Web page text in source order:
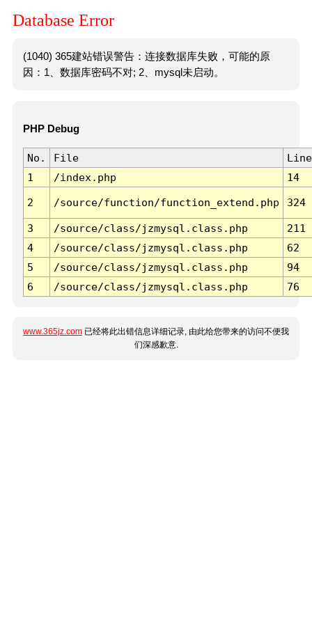
Database Error
(1040) 365建站错误警告：连接数据库失败，可能的原
因：1、数据库密码不对; 2、mysql未启动。
PHP Debug
No. File
Line
1
/index.php 14
2 /source/function/function_extend.php 324
3 /source/class/jzmysql.class.php
211
4
/source/class/jzmysql.class.php
62
5
/source/class/jzmysql.class.php
94
6
/source/class/jzmysql.class.php 76
www.365jz.com 已经将此出错信息详细记录, 由此给您带来的访问不便我
们深感歉意.